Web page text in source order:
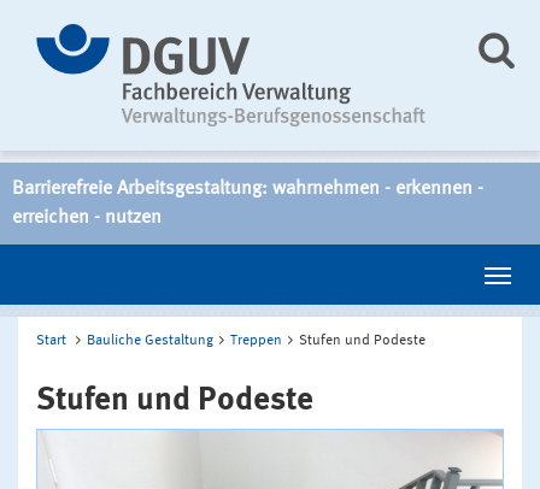
Barrierefreie Arbeitsgestaltung: wahrnehmen - erkennen -
erreichen - nutzen
Start Bauliche Gestaltung Treppen Stufen und Podeste
Stufen und Podeste